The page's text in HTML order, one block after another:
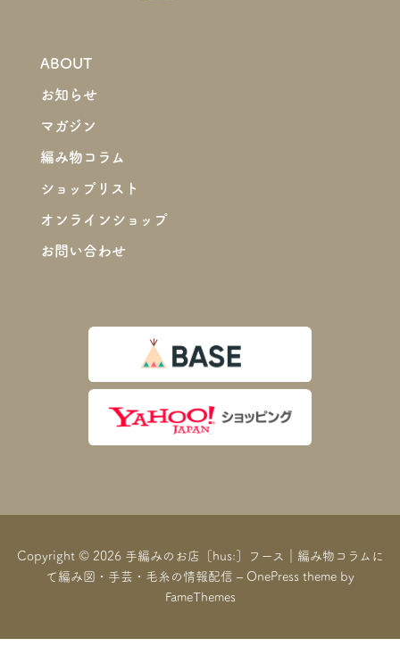
ABOUT
お知らせ
マガジン
編み物コラム
ショップリスト
オンラインショップ
お問い合わせ
Copyright © 2026 手編みのお店［hus:］フース｜編み物コラムに
て編み図・手芸・毛糸の情報配信– OnePress theme by
FameThemes